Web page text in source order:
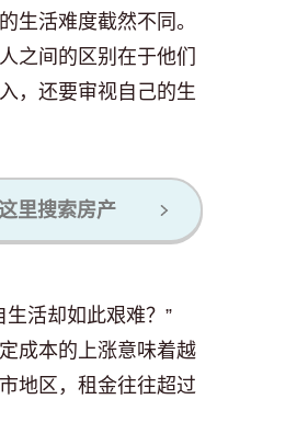
生活难度截然不同。
之间的区别在于他们
，还要审视自己的生
里搜索房产
活却如此艰难？”
成本的上涨意味着越
地区，租金往往超过